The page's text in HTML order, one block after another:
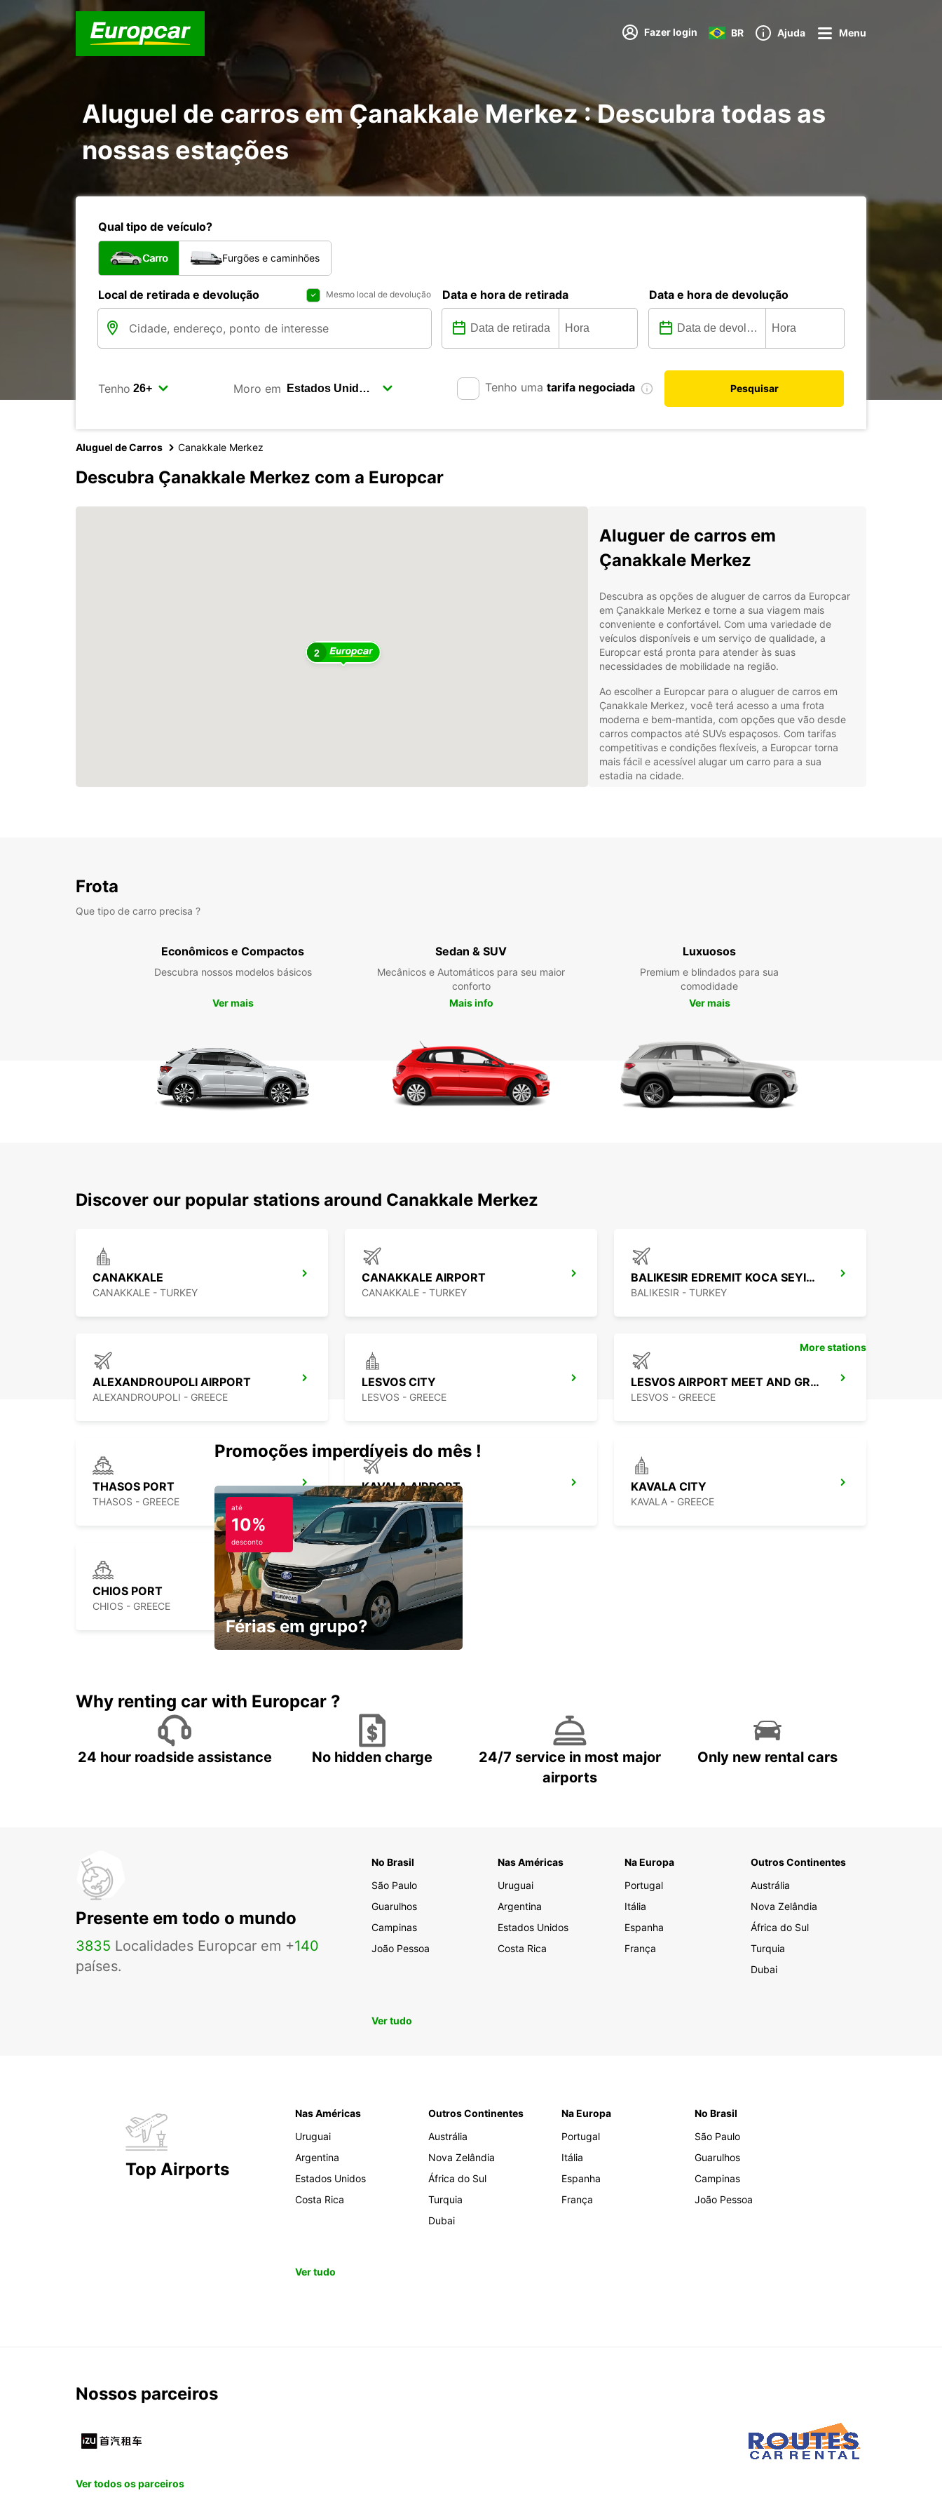
Fazer login BR Ajuda Menu
Aluguel de carros em Çanakkale Merkez : Descubra todas as
nossas estações
Qual tipo de veículo?
Carro Furgões e caminhões
Local de retirada e devolução Mesmo local de devolução Data e hora de retirada Data e hora de devolução
Tenho Moro em Tenho uma tarifa negociada Pesquisar
Aluguel de Carros Canakkale Merkez
Descubra Çanakkale Merkez com a Europcar
2
Aluguer de carros em
Çanakkale Merkez
Descubra as opções de aluguer de carros da Europcar
em Çanakkale Merkez e torne a sua viagem mais
conveniente e confortável. Com uma variedade de
veículos disponíveis e um serviço de qualidade, a
Europcar está pronta para atender às suas
necessidades de mobilidade na região.
Ao escolher a Europcar para o aluguer de carros em
Çanakkale Merkez, você terá acesso a uma frota
moderna e bem-mantida, com opções que vão desde
carros compactos até SUVs espaçosos. Com tarifas
competitivas e condições flexíveis, a Europcar torna
mais fácil e acessível alugar um carro para a sua
estadia na cidade.
Çanakkale Merkez, a Europcar tem a solução ideal para
desfrute de uma experiência de condução sem
preocupações na cidade.
Frota
Que tipo de carro precisa ?
Econômicos e Compactos
Descubra nossos modelos básicos
Ver mais
Sedan & SUV
Mecânicos e Automáticos para seu maior
conforto
Mais info
Luxuosos
Premium e blindados para sua
comodidade
Ver mais
Discover our popular stations around Canakkale Merkez
CANAKKALE
CANAKKALE - TURKEY
CANAKKALE AIRPORT
CANAKKALE - TURKEY
BALIKESIR EDREMIT KOCA SEYIT APT
BALIKESIR - TURKEY
ALEXANDROUPOLI AIRPORT
ALEXANDROUPOLI - GREECE
LESVOS CITY
LESVOS - GREECE
LESVOS AIRPORT MEET AND GREET
LESVOS - GREECE
THASOS PORT
THASOS - GREECE
KAVALA AIRPORT
KAVALA - GREECE
KAVALA CITY
KAVALA - GREECE
CHIOS PORT
CHIOS - GREECE
More stations
Promoções imperdíveis do mês !
até
10%
desconto
Férias em grupo?
Why renting car with Europcar ?
24 hour roadside assistance No hidden charge
24/7 service in most major
airports
Only new rental cars
Presente em todo o mundo
3835 Localidades Europcar em +140
países.
No Brasil
São Paulo
Guarulhos
Campinas
João Pessoa
Nas Américas
Uruguai
Argentina
Estados Unidos
Costa Rica
Na Europa
Portugal
Itália
Espanha
França
Outros Continentes
Austrália
Nova Zelândia
África do Sul
Turquia
Dubai
Ver tudo
Top Airports
Nas Américas
Uruguai
Argentina
Estados Unidos
Costa Rica
Outros Continentes
Austrália
Nova Zelândia
África do Sul
Turquia
Dubai
Na Europa
Portugal
Itália
Espanha
França
No Brasil
São Paulo
Guarulhos
Campinas
João Pessoa
Ver tudo
Nossos parceiros
Ver todos os parceiros